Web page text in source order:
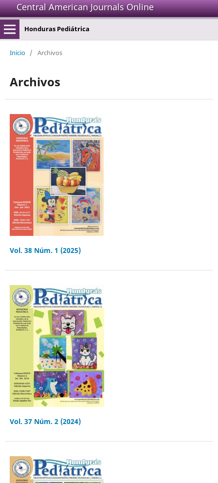
Central American Journals Online
Honduras Pediátrica
Inicio / Archivos
Archivos
Vol. 38 Núm. 1 (2025)
Vol. 37 Núm. 2 (2024)